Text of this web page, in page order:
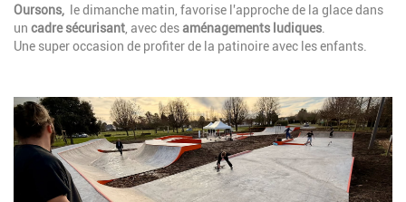
Oursons, le dimanche matin, favorise l'approche de la glace dans
un cadre sécurisant , avec desaménagements ludiques
Une super occasion de profiter de la patinoire avec les enfants.
Image